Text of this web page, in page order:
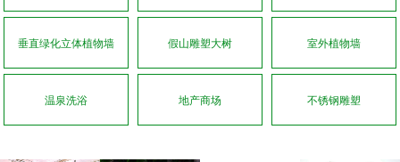
垂直绿化立体植物墙 假山雕塑大树 室外植物墙
温泉洗浴 地产商场 不锈钢雕塑